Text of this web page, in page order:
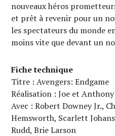
nouveaux héros
et prêt à revenir pour un
les spectateurs du monde
moins vite que devant un
Fiche technique
Titre : Avengers: Endgame
Réalisation : Joe et Anthony
Avec : Robert Downey Jr.,
Hemsworth, Scarlett
Rudd, Brie Larson